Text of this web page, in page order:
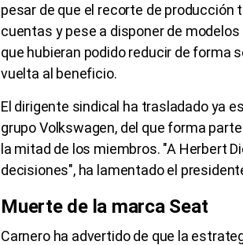
pesar de que el recorte de
cuentas y pese a disponer de
que hubieran podido reducir de forma
vuelta al beneficio.
El dirigente sindical ha trasladado ya
grupo Volkswagen, del que forma
la mitad de los miembros. "A Herbert
decisiones", ha lamentado el
Muerte de la marca Seat
Carnero ha advertido de que la